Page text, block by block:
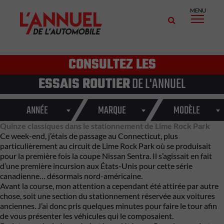
MENU
CONSULTEZ LES
ESSAIS ROUTIERDE L'ANNUEL
ANNÉE MARQUE MODÈLE
Quinze classiques dans le stationnement de Lime Rock Park
Ce week-end, j’étais de passage au Connecticut, plus
particulièrement au circuit de Lime Rock Park où se produisait
pour la première fois la coupe Nissan Sentra. Il s’agissait en fait
d’une première incursion aux États-Unis pour cette série
canadienne… désormais nord-américaine.
Avant la course, mon attention a cependant été attirée par autre
chose, soit une section du stationnement réservée aux voitures
anciennes. J’ai donc pris quelques minutes pour faire le tour afin
de vous présenter les véhicules qui le composaient.